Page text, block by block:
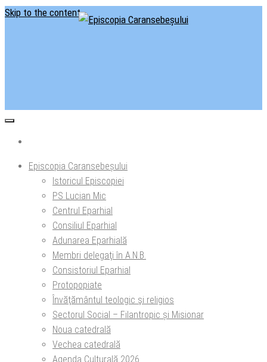
Skip to the content
Episcopia Caransebeșului
Istoricul Episcopiei
PS Lucian Mic
Centrul Eparhial
Consiliul Eparhial
Adunarea Eparhială
Membri delegaţi în A.N.B.
Consistoriul Eparhial
Protopopiate
Învăţământul teologic şi religios
Sectorul Social – Filantropic și Misionar
Noua catedrală
Vechea catedrală
Agenda Culturală 2026